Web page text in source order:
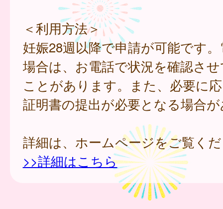
＜利用方法＞
妊娠28週以降で申請が可能です
場合は、お電話で状況を確認さ
ことがあります。また、必要に
証明書の提出が必要となる場合
詳細は、ホームページをご覧く
>>詳細はこちら